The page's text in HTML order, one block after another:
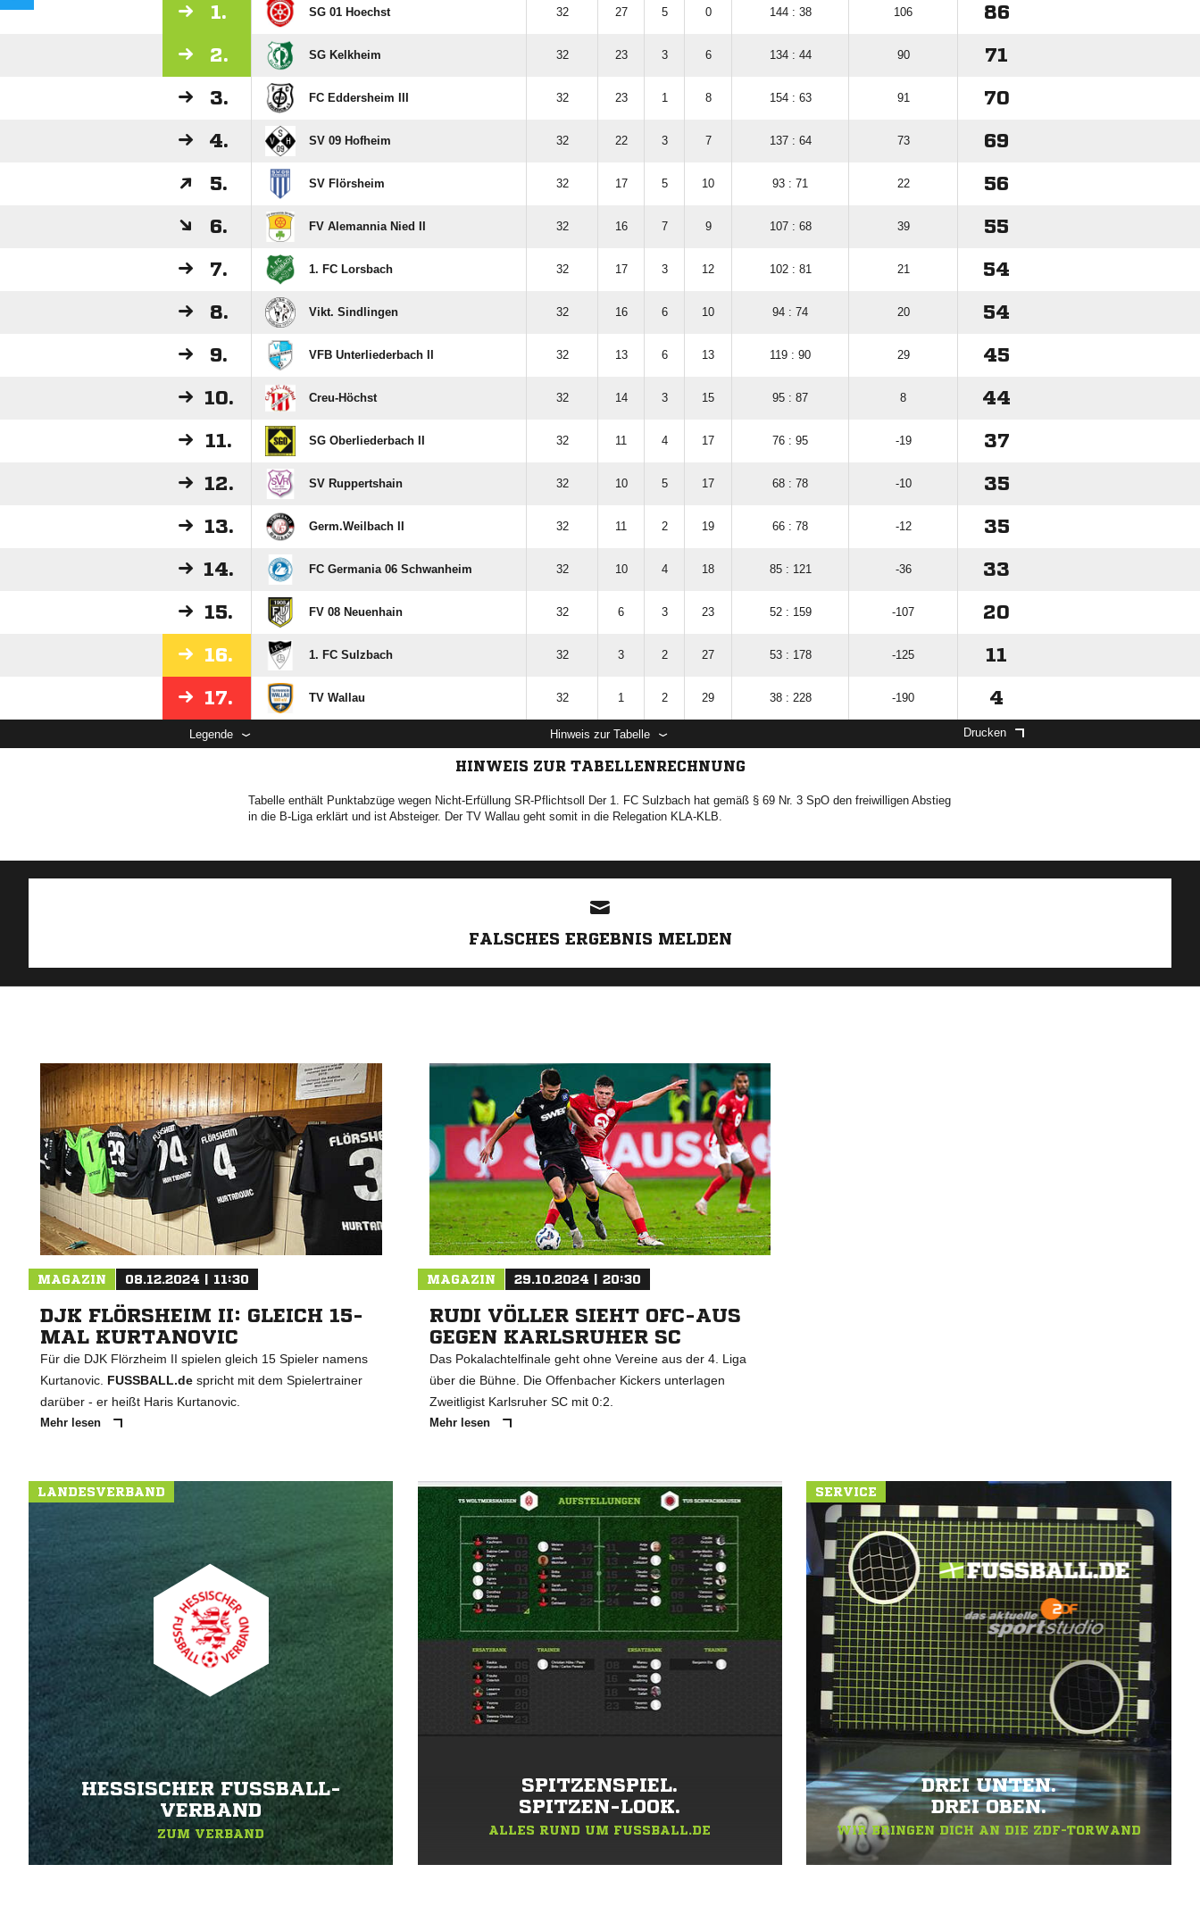
1. SG 01 Hoechst 32 27 5 0 144 : 38 106 86
2. SG Kelkheim 32 23 3 6 134 : 44 90 71
3. FC Eddersheim III 32 23 1 8 154 : 63 91 70
4. SV 09 Hofheim 32 22 3 7 137 : 64 73 69
5. SV Flörsheim 32 17 5 10 93 : 71 22 56
6. FV Alemannia Nied II 32 16 7 9 107 : 68 39 55
7. 1. FC Lorsbach 32 17 3 12 102 : 81 21 54
8. Vikt. Sindlingen 32 16 6 10 94 : 74 20 54
9. VFB Unterliederbach II 32 13 6 13 119 : 90 29 45
10. Creu-Höchst 32 14 3 15 95 : 87 8 44
11. SG Oberliederbach II 32 11 4 17 76 : 95 -19 37
12. SV Ruppertshain 32 10 5 17 68 : 78 -10 35
13. Germ.Weilbach II 32 11 2 19 66 : 78 -12 35
14. FC Germania 06 Schwanheim 32 10 4 18 85 : 121 -36 33
15. FV 08 Neuenhain 32 6 3 23 52 : 159 -107 20
16. 1. FC Sulzbach 32 3 2 27 53 : 178 -125 11
17. TV Wallau 32 1 2 29 38 : 228 -190 4
Legende Hinweis zur Tabelle Drucken
HINWEIS ZUR TABELLENRECHNUNG
Tabelle enthält Punktabzüge wegen Nicht-Erfüllung SR-Pflichtsoll Der 1. FC Sulzbach hat gemäß § 69 Nr. 3 SpO den freiwilligen Abstieg
in die B-Liga erklärt und ist Absteiger. Der TV Wallau geht somit in die Relegation KLA-KLB.
FALSCHES ERGEBNIS MELDEN
MAGAZIN 08.12.2024 | 11:30
DJK FLÖRSHEIM II: GLEICH 15-
MAL KURTANOVIC
Für die DJK Flörzheim II spielen gleich 15 Spieler namens
Kurtanovic. FUSSBALL.de spricht mit dem Spielertrainer
darüber - er heißt Haris Kurtanovic.
Mehr lesen
MAGAZIN 29.10.2024 | 20:30
RUDI VÖLLER SIEHT OFC-AUS
GEGEN KARLSRUHER SC
Das Pokalachtelfinale geht ohne Vereine aus der 4. Liga
über die Bühne. Die Offenbacher Kickers unterlagen
Zweitligist Karlsruher SC mit 0:2.
Mehr lesen
LANDESVERBAND
HESSISCHER FUSSBALL-V
ERBAND
ZUM VERBAND
SPITZENSPIEL.
SPITZEN-LOOK.
ALLES RUND UM FUSSBALL.DE
SERVICE
DREI UNTEN.
DREI OBEN.
WIR BRINGEN DICH AN DIE ZDF-TORWAND